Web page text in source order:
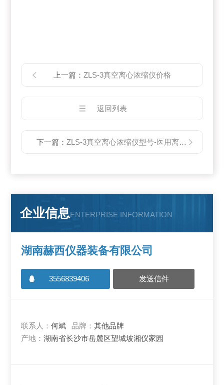
上一篇： ZLS-3真空离心浓缩仪价格
返回列表
下一篇：ZLS-3真空离心浓缩仪型号-医用离心机
企业信息ENTERPRISE INFORMATION
湖南赫西仪器装备有限公司
3556839406 发送信件
联系人：何斌 品牌：其他品牌
产地：湖南省长沙市岳麓区望城坡湘仪家园